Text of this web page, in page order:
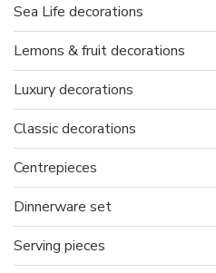
Sea Life decorations
Lemons & fruit decorations
Luxury decorations
Classic decorations
Centrepieces
Dinnerware set
Serving pieces